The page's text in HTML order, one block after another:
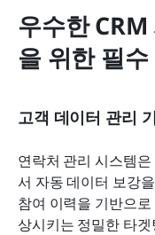
우수한
을 위한 필
고객 데이터 관리
연락처 관리 시스템은
서 자동 데이터 보강
참여 이력을 기반으
상시키는 정밀한 타